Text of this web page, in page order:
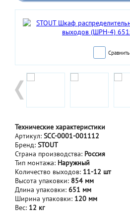
Сравнить
Технические характеристики
Артикул: SCC-0001-001112
Бренд: STOUT
Страна производства: Россия
Тип монтажа: Наружный
Количество выходов: 11-12 шт
Высота упаковки: 854 мм
Длина упаковки: 651 мм
Ширина упаковки: 120 мм
Вес: 12 кг